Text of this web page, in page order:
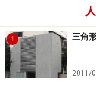
1 三角
2011/